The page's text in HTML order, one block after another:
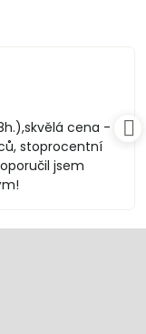
cena -
stoprocentní
jsem